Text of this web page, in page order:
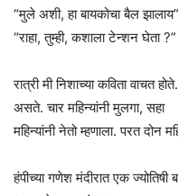
“मुले अशी, हा बायकोचा बैल
“राहा, तुम्ही, कशाला टेन्शन घेता
रात्री मी निशाच्या कविता वाचत
असते. चार महिन्यांनी मुलगा, सहा
महिन्यांनी नेतो म्हणाला. परत दोन
हंपीच्या गणेश मंदीरात एक ज्योतिषी